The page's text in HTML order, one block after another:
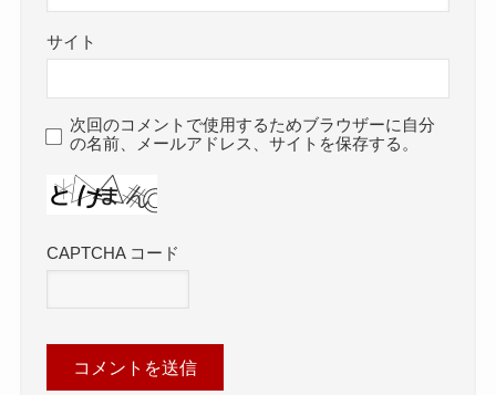
サイト
次回のコメントで使用するためブラウザーに自分
の名前、メールアドレス、サイトを保存する。
CAPTCHA コード